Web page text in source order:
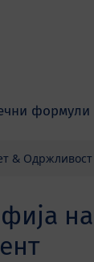
формули
& Одржливост
на